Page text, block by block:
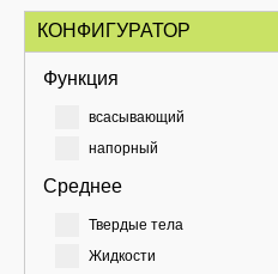
КОНФИГУРАТОР
Функция
всасывающий
напорный
Среднее
Твердые тела
Жидкости